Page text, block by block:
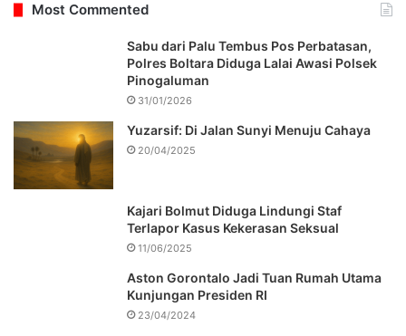
Most Commented
Sabu dari Palu Tembus Pos Perbatasan,
Polres Boltara Diduga Lalai Awasi Polsek
Pinogaluman
31/01/2026
Yuzarsif: Di Jalan Sunyi Menuju Cahaya
20/04/2025
Kajari Bolmut Diduga Lindungi Staf
Terlapor Kasus Kekerasan Seksual
11/06/2025
Aston Gorontalo Jadi Tuan Rumah Utama
Kunjungan Presiden RI
23/04/2024